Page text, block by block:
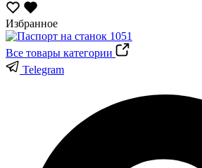
Избранное
Все товары категории
Telegram